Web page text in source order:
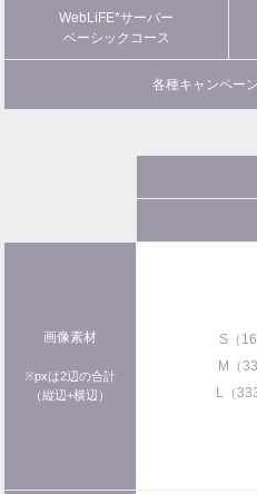
WebLiFE*サーバー
ベーシックコース
各種キャンペー
画像素材
※pxは2辺の合計
（縦辺+横辺）
S（
M（
L（